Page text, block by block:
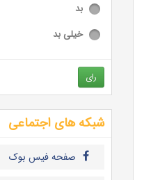
بد
خیلی بد
رای
شبکه های اجتماعی
صفحه فیس بوک